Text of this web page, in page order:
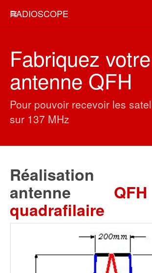
RADIOSCOPE
Fabriquez votre
antenne QFH
Pour pouvoir recevoir les
sur 137 MHz
Réalisation
antenne
quadrafilaire